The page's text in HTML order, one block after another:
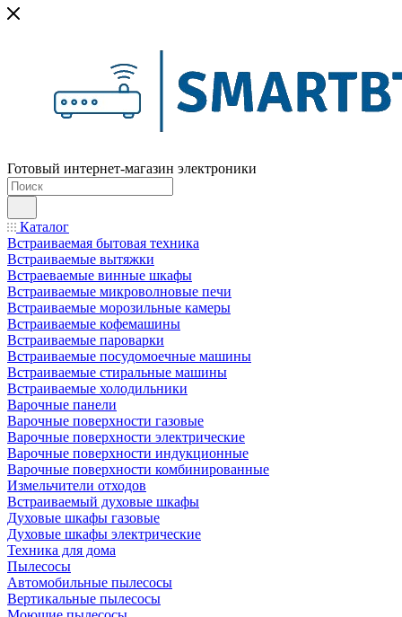
Готовый интернет-магазин электроники
Каталог
Встраиваемая бытовая техника
Встраиваемые вытяжки
Встраеваемые винные шкафы
Встраиваемые микроволновые печи
Встраиваемые морозильные камеры
Встраиваемые кофемашины
Встраиваемые пароварки
Встраиваемые посудомоечные машины
Встраиваемые стиральные машины
Встраиваемые холодильники
Варочные панели
Варочные поверхности газовые
Варочные поверхности электрические
Варочные поверхности индукционные
Варочные поверхности комбинированные
Измельчители отходов
Встраиваемый духовые шкафы
Духовые шкафы газовые
Духовые шкафы электрические
Техника для дома
Пылесосы
Автомобильные пылесосы
Вертикальные пылесосы